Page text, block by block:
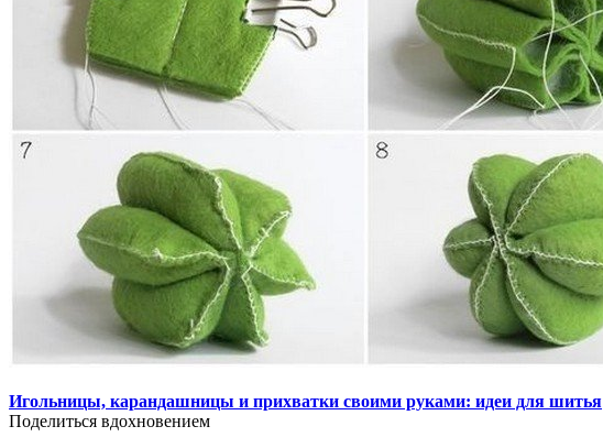
Игольницы, карандашницы и прихватки своими руками: идеи для шитья
Поделиться вдохновением